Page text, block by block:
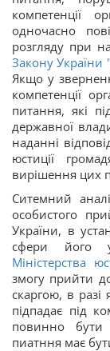
компетенції
одночасно
розгляду при
Закону України "
Якщо у
компетенції
питання, які
державної
наданні
юстиції
вирішення цих
Ситемний
особистого
України, в
сфери його
Міністерства
змогу прийти
скаргою, в разі
підпадає під
повинно
пиатння має